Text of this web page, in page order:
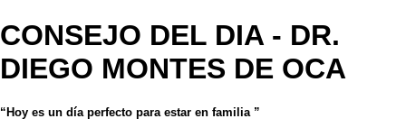
CONSEJO DEL DIA - DR.
DIEGO MONTES DE OCA
“Hoy es un día perfecto para estar en familia ”